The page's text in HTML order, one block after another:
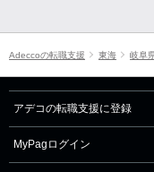
Adeccoの転職支援 東海 岐阜
アデコの転職支援に登録
MyPagログイン